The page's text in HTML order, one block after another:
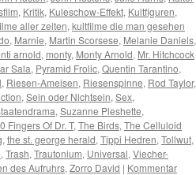
, Kritik, Kuleschow-Effekt, Kultfiguren,
aller zeiten, kultfilme die man gesehen
, Marnie, Martin Scorsese, Melanie Daniels,
arnold, monty, Monty Arnold, Mr. Hitchcock
Sala, Pyramid Frolic, Quentin Tarantino,
, Riesen-Ameisen, Riesenspinne, Rod Taylor,
, Sein oder Nichtsein, Sex,
, Suzanne Pleshette,
Fingers Of Dr. T, The Birds, The Celluloid
, the st. george herald, Tippi Hedren, Tollwut,
, Trash, Trautonium, Universal, Viecher-
des Aufruhrs, Zorro David | Kommentar